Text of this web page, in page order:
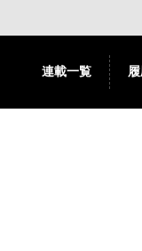
連載一覧